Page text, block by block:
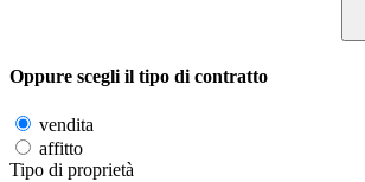
Oppure scegli il tipo di contratto
vendita
affitto
Tipo di proprietà